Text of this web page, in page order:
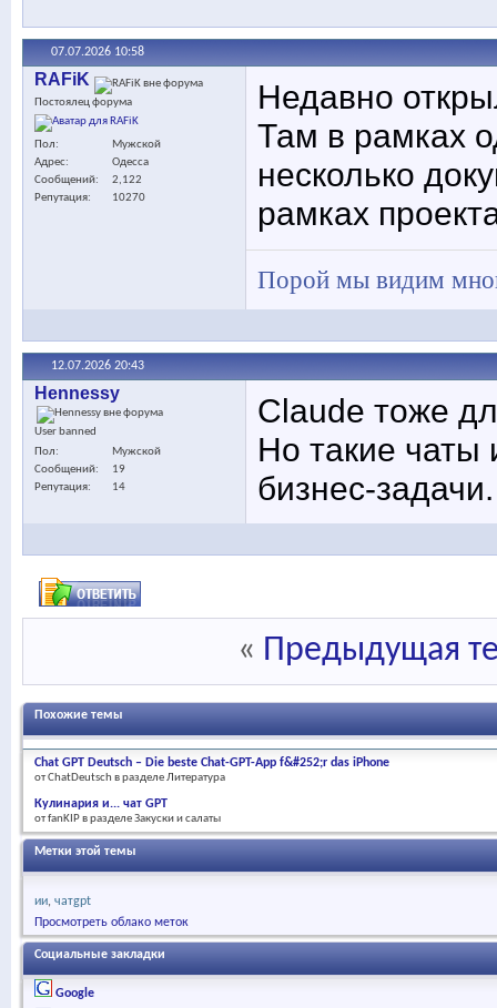
07.07.2026 10:58
RAFiK
Постоялец форума
Пол
Мужской
Адрес
Одесса
Сообщений
2,122
Репутация
10270
Недавно
Там в рамках
несколько
рамках
Порой мы видим
12.07.2026 20:43
Hennessy
User banned
Пол
Мужской
Сообщений
19
Репутация
14
Claude тоже
Но такие чаты
бизнес-задачи.
« Предыдущая
Похожие темы
Chat GPT Deutsch – Die beste Chat-GPT-App f&#252;r das iPhone
от ChatDeutsch в разделе Литература
Кулинария и... чат GPT
от fanKIP в разделе Закуски и салаты
Метки этой темы
ии чатgpt
Просмотреть облако меток
Социальные закладки
Google